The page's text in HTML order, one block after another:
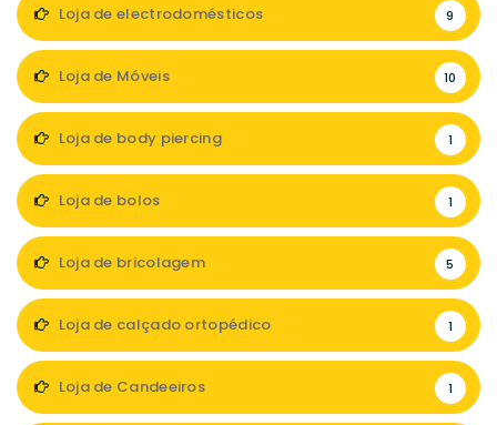
Loja de electrodomésticos 9
Loja de Móveis 10
Loja de body piercing 1
Loja de bolos 1
Loja de bricolagem 5
Loja de calçado ortopédico 1
Loja de Candeeiros 1